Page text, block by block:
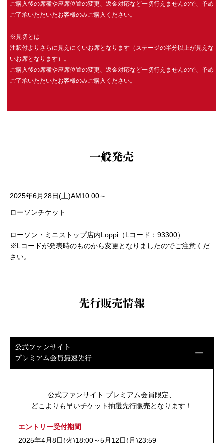
ご購入後の席種や座席位置の変更、返金対応など一切行えませんので、予め
ご了承いただいたお客様のみご購入ください。
※見切とは
注釈付よりさらに見えにくいお席となります（ステージの半分以上が見えな
いお席となります）。
ご購入後の席種や座席位置の変更、返金対応など一切行えませんので、予め
ご了承いただいたお客様のみご購入ください。
一般発売
2025年6月28日(土)AM10:00～
ローソンチケット
ローソン・ミニストップ店内Loppi（Lコード：93300）
※Lコードが発表時のものから変更となりましたのでご注意くだ
さい。
先行販売情報
公式ファンサイト
プレミアム会員最速先行
公式ファンサイト プレミアム会員限定、
どこよりも早いチケット抽選先行販売となります！
エントリー受付期間
2025年4月8日(火)18:00～5月12日(月)23:59